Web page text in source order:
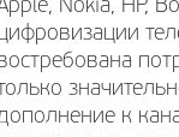
Nokia, HP,
к